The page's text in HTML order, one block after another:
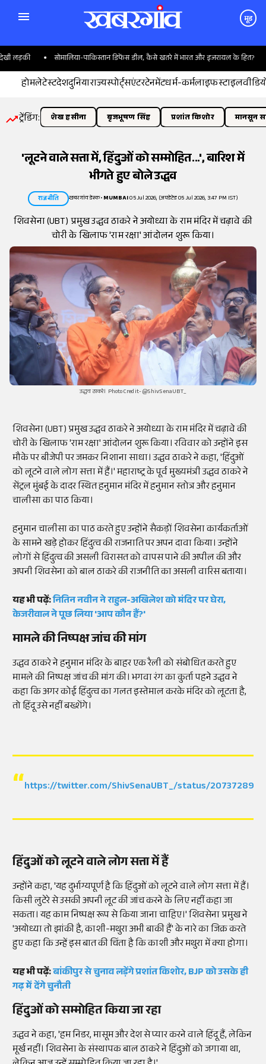
मूड
लड़की सोमालिया-पाकिस्तान डिफेंस डील, कैसे खतरे में भारत और इजरायल के हित?
होमलेटेस्टदेशदुनियाराज्यस्पोर्ट्सएंटरटेनमेंटधर्म-कर्मलाइफस्टाइल
ट्रेंडिंग: शेख हसीना बृजभूषण सिंह प्रशांत किशोर मानसून
'लूटने वाले सत्ता में, हिंदुओं को सम्मोहित...', बारिश में
भीगते हुए बोले उद्धव
राजनीति खबरगांव डेस्क•MUMBAI05 Jul 2026, (अपडेटेड 05 Jul 2026, 3:47 PM IST)
शिवसेना (UBT) प्रमुख उद्धव ठाकरे ने अयोध्या के राम मंदिर में चढ़ावे की
चोरी के खिलाफ 'राम रक्षा' आंदोलन शुरू किया।
उद्धव ठाकरे। Photo Credit- @ShivSenaUBT_
शिवसेना (UBT) प्रमुख उद्धव ठाकरे ने अयोध्या के राम मंदिर में चढ़ावे की
चोरी के खिलाफ 'राम रक्षा' आंदोलन शुरू किया। रविवार को उन्होंने इस
मौके पर बीजेपी पर जमकर निशाना साधा। उद्धव ठाकरे ने कहा, 'हिंदुओं
को लूटने वाले लोग सत्ता में हैं।' महाराष्ट्र के पूर्व मुख्यमंत्री उद्धव ठाकरे ने
सेंट्रल मुंबई के दादर स्थित हनुमान मंदिर में हनुमान स्तोत्र और हनुमान
चालीसा का पाठ किया।
हनुमान चालीसा का पाठ करते हुए उन्होंने सैकड़ों शिवसेना कार्यकर्ताओं
के सामने खड़े होकर हिंदुत्व की राजनाति पर अपन दावा किया। उन्होंने
लोगों से हिंदुत्व की असली विरासत को वापस पाने की अपील की और
अपनी शिवसेना को बाल ठाकरे की राजनीति का असली वारिस बताया।
यह भी पढ़ें:नितिन नवीन ने राहुल-अखिलेश को मंदिर पर घेरा,
केजरीवाल ने पूछ लिया 'आप कौन हैं?'
मामले की निष्पक्ष जांच की मांग
उद्धव ठाकरे ने हनुमान मंदिर के बाहर एक रैली को संबोधित करते हुए
मामले की निष्पक्ष जांच की मांग की। भगवा रंग का कुर्ता पहने उद्धव ने
कहा कि अगर कोई हिंदुत्व का गलत इस्तेमाल करके मंदिर को लूटता है,
तो हिंदू उसे नहीं बख्शेंगे।
https://twitter.com/ShivSenaUBT_/status/
हिंदुओं को लूटने वाले लोग सत्ता में हैं
उन्होंने कहा, 'यह दुर्भाग्यपूर्ण है कि हिंदुओं को लूटने वाले लोग सत्ता में हैं।
किसी लुटेरे से उसकी अपनी लूट की जांच करने के लिए नहीं कहा जा
सकता। यह काम निष्पक्ष रूप से किया जाना चाहिए।' शिवसेना प्रमुख ने
'अयोध्या तो झांकी है, काशी-मथुरा अभी बाकी हैं' के नारे का जिक्र करते
हुए कहा कि उन्हें इस बात की चिंता है कि काशी और मथुरा में क्या होगा।
यह भी पढ़ें:बांकीपुर से चुनाव लड़ेंगे प्रशांत किशोर, BJP को उसके ही
गढ़ में देंगे चुनौती
हिंदुओं को सम्मोहित किया जा रहा
उद्धव ने कहा, 'हम निडर, मासूम और देश से प्यार करने वाले हिंदू हैं, लेकिन
मूर्ख नहीं। शिवसेना के संस्थापक बाल ठाकरे ने हिंदुओं को जगाया था,